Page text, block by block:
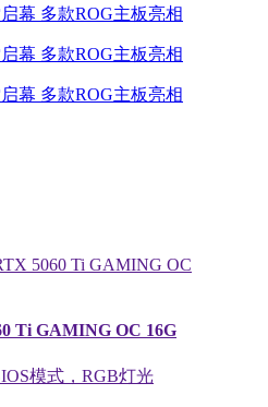
Ti GAMING OC 16G
模式，RGB灯光